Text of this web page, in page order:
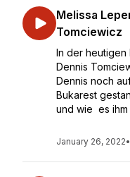
Melissa
Tomciewicz
In der heutigen
Dennis
Dennis noch
Bukarest
und wie es ihm
January 26, 2022•